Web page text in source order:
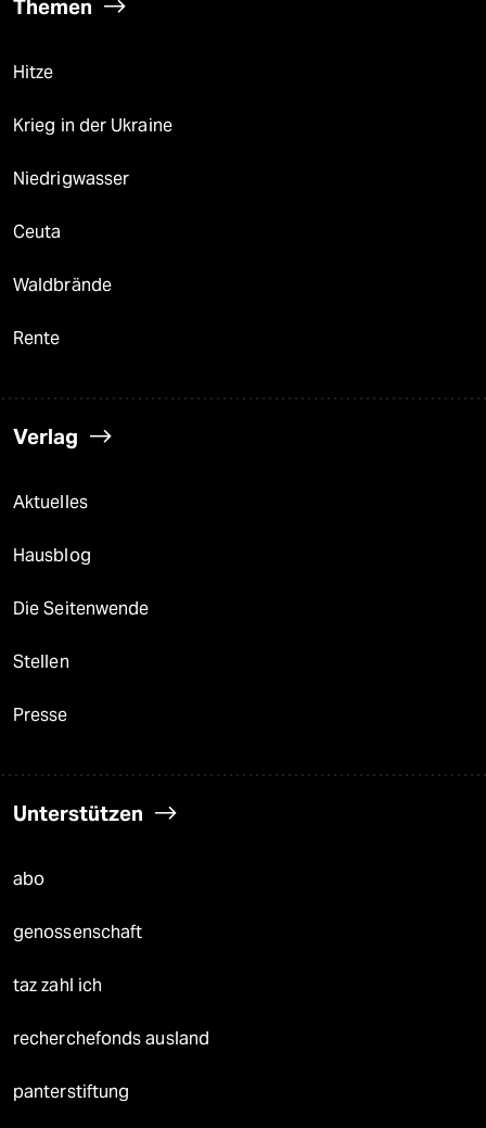
Themen
Hitze
Krieg in der Ukraine
Niedrigwasser
Ceuta
Waldbrände
Rente
Verlag
Aktuelles
Hausblog
Die Seitenwende
Stellen
Presse
Unterstützen
abo
genossenschaft
taz zahl ich
recherchefonds ausland
panterstiftung